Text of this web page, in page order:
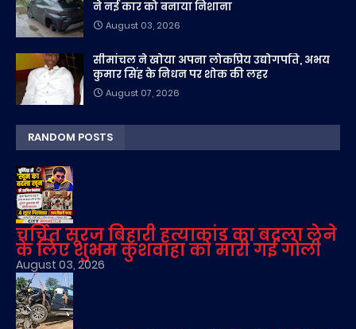
ने नई कार को बनाया निशाना
August 03, 2026
सीमांचल ने खोया अपना लोकप्रिय उद्योगपति, अभय
कुमार सिंह के निधन पर शोक की लहर
August 07, 2026
RANDOM POSTS
चर्चित सूरज बिहारी हत्याकांड का बदला लेने
के लिए शुभम कुशवाहा को मारी गई गोली
August 03, 2026